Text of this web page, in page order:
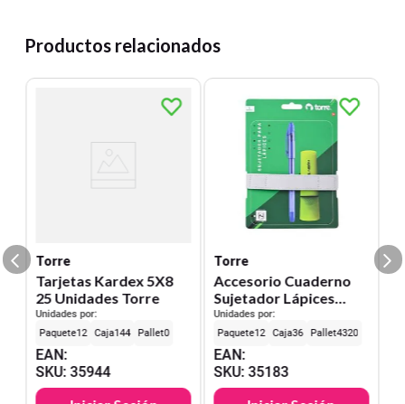
Productos relacionados
Torre
Tarjetas Kardex 5X8
25 Unidades Torre
Unidades por:
12
144 0
EAN:
SKU:35944
Torre
Accesorio Cuaderno
Sujetador Lápices
Torre
Unidades por:
12
36 4320
EAN:
SKU:35183